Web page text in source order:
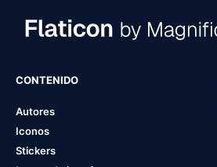
CONTENIDO
Autores
Iconos
Stickers